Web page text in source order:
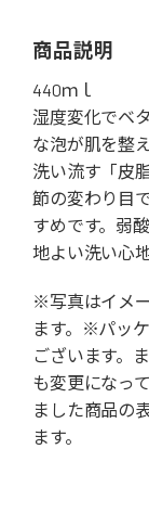
商品説明
440ｍｌ
湿度変化でベ
な泡が肌を整
洗い流す「皮
節の変わり目
すめです。弱
地よい洗い心
※写真はイメ
ます。※パッ
ございます。
も変更になっ
ました商品の
ます。